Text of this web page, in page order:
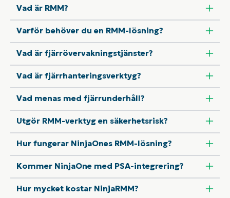
Vad är RMM?
Varför behöver du en RMM-lösning?
Vad är fjärrövervakningstjänster?
Vad är fjärrhanteringsverktyg?
Vad menas med fjärrunderhåll?
Utgör RMM-verktyg en säkerhetsrisk?
Hur fungerar NinjaOnes RMM-lösning?
Kommer NinjaOne med PSA-integrering?
Hur mycket kostar NinjaRMM?